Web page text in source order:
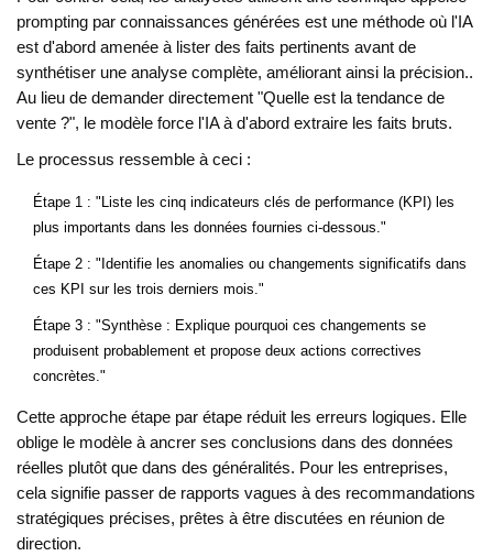
prompting par connaissances générées est une méthode où l'IA
est d'abord amenée à lister des faits pertinents avant de
synthétiser une analyse complète, améliorant ainsi la précision..
Au lieu de demander directement "Quelle est la tendance de
vente ?", le modèle force l'IA à d'abord extraire les faits bruts.
Le processus ressemble à ceci :
Étape 1 : "Liste les cinq indicateurs clés de performance (KPI) les
plus importants dans les données fournies ci-dessous."
Étape 2 : "Identifie les anomalies ou changements significatifs dans
ces KPI sur les trois derniers mois."
Étape 3 : "Synthèse : Explique pourquoi ces changements se
produisent probablement et propose deux actions correctives
concrètes."
Cette approche étape par étape réduit les erreurs logiques. Elle
oblige le modèle à ancrer ses conclusions dans des données
réelles plutôt que dans des généralités. Pour les entreprises,
cela signifie passer de rapports vagues à des recommandations
stratégiques précises, prêtes à être discutées en réunion de
direction.